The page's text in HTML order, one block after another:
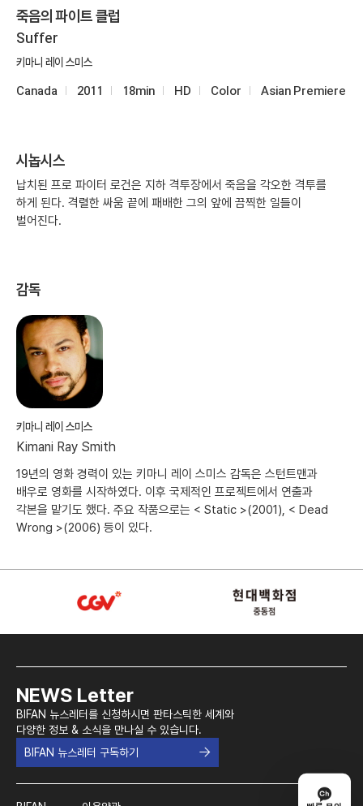
죽음의 파이트 클럽
Suffer
키마니 레이 스미스
Canada 2011 18min HD Color Asian Premiere
시놉시스
납치된 프로 파이터 로건은 지하 격투장에서 죽음을 각오한 격투를
하게 된다. 격렬한 싸움 끝에 패배한 그의 앞에 끔찍한 일들이
벌어진다.
감독
키마니 레이 스미스
Kimani Ray Smith
19년의 영화 경력이 있는 키마니 레이 스미스 감독은 스턴트맨과
배우로 영화를 시작하였다. 이후 국제적인 프로젝트에서 연출과
각본을 맡기도 했다. 주요 작품으로는 < Static >(2001), < Dead
Wrong >(2006) 등이 있다.
NEWS Letter
BIFAN 뉴스레터를 신청하시면 판타스틱한 세계와
다양한 정보 & 소식을 만나실 수 있습니다.
BIFAN 뉴스레터 구독하기